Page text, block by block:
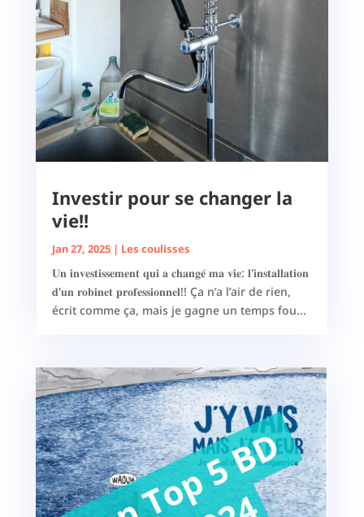
Investir pour se changer la
vie!!
Jan 27, 2025| Les coulisses
𝐔𝐧 𝐢𝐧𝐯𝐞𝐬𝐭𝐢𝐬𝐬𝐞𝐦𝐞𝐧𝐭 𝐪𝐮𝐢 𝐚 𝐜𝐡𝐚𝐧𝐠𝐞́ 𝐦𝐚 𝐯𝐢𝐞: 𝐥'𝐢𝐧𝐬𝐭𝐚𝐥𝐥𝐚𝐭𝐢𝐨𝐧
𝐝'𝐮𝐧 𝐫𝐨𝐛𝐢𝐧𝐞𝐭 𝐩𝐫𝐨𝐟𝐞𝐬𝐬𝐢𝐨𝐧𝐧𝐞𝐥!! Ça n’a l’air de rien,
écrit comme ça, mais je gagne un temps fou...